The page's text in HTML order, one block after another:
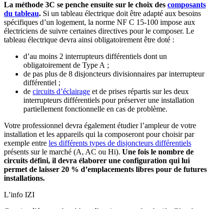
La méthode 3C se penche ensuite sur le choix des composants
du tableau. Si un tableau électrique doit être adapté aux besoins
spécifiques d’un logement, la norme NF C 15-100 impose aux
électriciens de suivre certaines directives pour le composer. Le
tableau électrique devra ainsi obligatoirement être doté :
d’au moins 2 interrupteurs différentiels dont un
obligatoirement de Type A ;
de pas plus de 8 disjoncteurs divisionnaires par interrupteur
différentiel ;
de circuits d’éclairage et de prises répartis sur les deux
interrupteurs différentiels pour préserver une installation
partiellement fonctionnelle en cas de problème.
Votre professionnel devra également étudier l’ampleur de votre
installation et les appareils qui la composeront pour choisir par
exemple entre les différents types de disjoncteurs différentiels
présents sur le marché (A, AC ou Hi). Une fois le nombre de
circuits défini, il devra élaborer une configuration qui lui
permet de laisser 20 % d’emplacements libres pour de futures
installations.
L’info IZI